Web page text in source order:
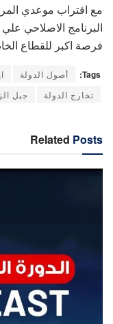
مع اقتراب موعدي
البرنامج الاصلاحي
فرصة اكبر للقطاع
Tags: أصول الدولة
تخارج الدولة
جبل
Related Posts